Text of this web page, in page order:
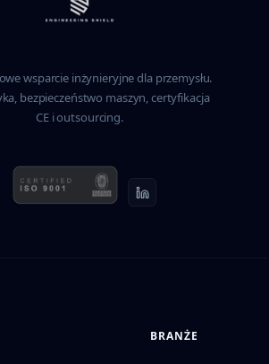
wsparcie inżynieryjne dla przemysłu.
bezpieczeństwo maszyn, certyfikacja
CE i outsourcing.
BRANŻE